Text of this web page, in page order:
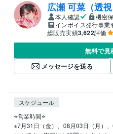
広瀬 可菜（透視
本人確認
機密
インボイス発行事業
総販売実績3,622評価
無料で見
メッセージを送る
スケジュール
⭐️営業時間⭐
※7月31日（金）、08月03日（月）